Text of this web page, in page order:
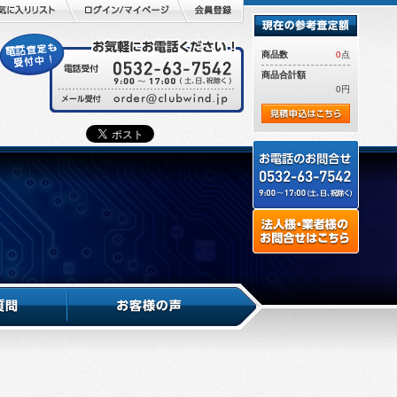
商品数 0点
商品合計額
0円